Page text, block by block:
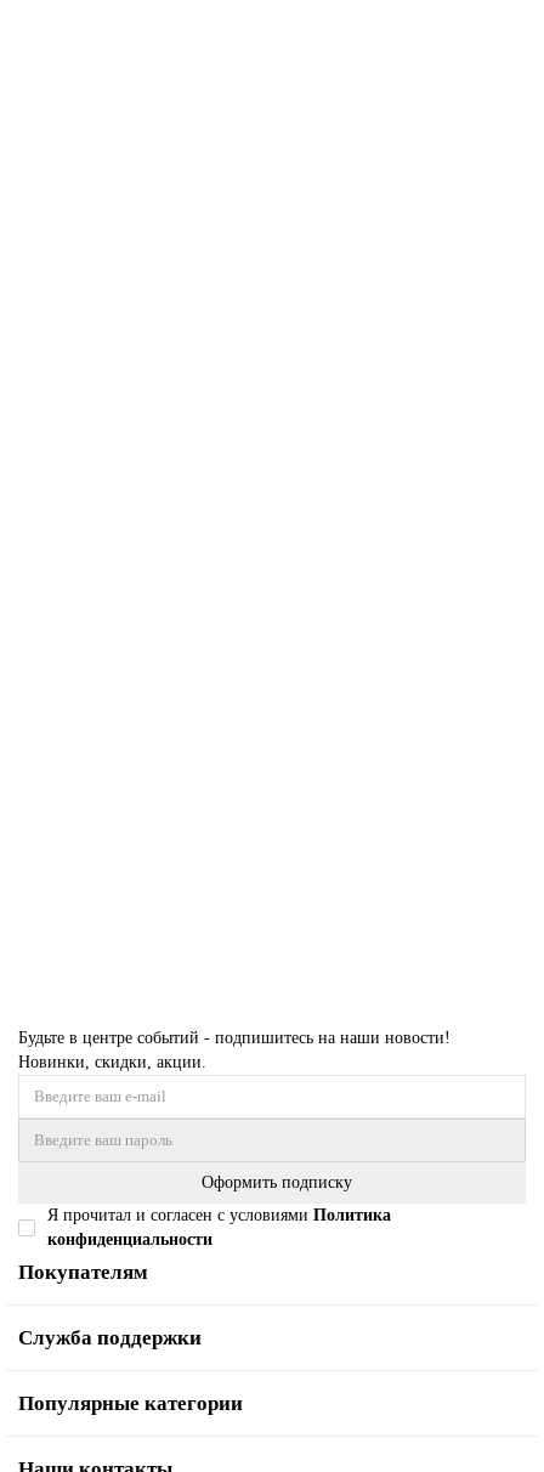
Будьте в центре событий - подпишитесь на наши новости!
Новинки, скидки, акции.
Оформить подписку
Я прочитал и согласен с условиями Политика
конфиденциальности
Покупателям
Служба поддержки
Популярные категории